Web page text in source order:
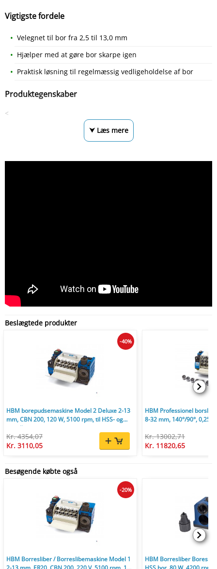
Vigtigste fordele
Velegnet til bor fra 2,5 til 13,0 mm
Hjælper med at gøre bor skarpe igen
Praktisk løsning til regelmæssig vedligeholdelse af bor
Produktegenskaber
<
⮟ Læs mere
Beslægtede produkter
HBM borepudsemaskine Model 2 Deluxe 2-13
mm, CBN 200, 120 W, 5100 rpm, til HSS- og
spiralbor.
Kr. 4354,07
Kr. 3110,05
-40%
HBM Professionel
8-32 mm, 140°/90°, 0,25
Kr. 13002,71
Kr. 11820,65
Besøgende købte også
HBM Borresliber / Borreslibemaskine Model 1
-20%
HBM Borresliber